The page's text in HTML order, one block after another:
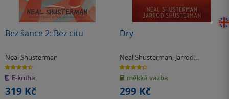
Bez šance 2: Bez citu
Neal Shusterman
4.4
z
5
hvězdiček
E-kniha
319 Kč
Dry
Neal Shusterman, Jarrod
Shusterman
4.3
z
5
hvězdiček
měkká vazba
299 Kč